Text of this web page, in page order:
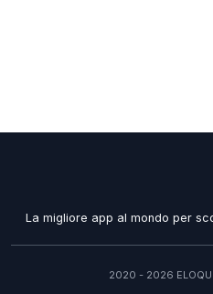
La migliore app al mondo per
2020 - 2026